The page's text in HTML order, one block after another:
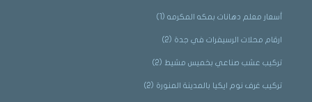
أسعار معلم دهانات بمكه المكرمه(1)
ارقام محلات الرسيفرات في جدة (2)
تركيب عشب صناعي بخميس مشيط (2)
تركيب غرف نوم ايكيا بالمدينة المنورة (2)